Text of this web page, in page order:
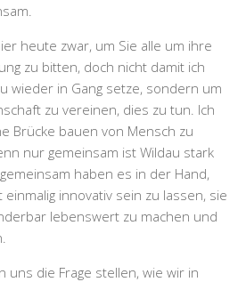
heute zwar, um Sie alle um ihre
zu bitten, doch nicht damit ich
wieder in Gang setze, sondern um
zu vereinen, dies zu tun. Ich
Brücke bauen von Mensch zu
nur gemeinsam ist Wildau stark
haben es in der Hand,
einmalig innovativ sein zu lassen, sie
lebenswert zu machen und
uns die Frage stellen, wie wir in